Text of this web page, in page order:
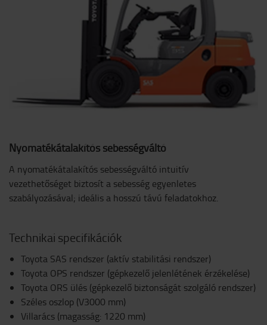
Nyomatékátalakítós sebességváltó
A nyomatékátalakítós sebességváltó intuitív
vezethetőséget biztosít a sebesség egyenletes
szabályozásával; ideális a hosszú távú feladatokhoz.
Technikai specifikációk
Toyota SAS rendszer (aktív stabilitási rendszer)
Toyota OPS rendszer (gépkezelő jelenlétének érzékelése)
Toyota ORS ülés (gépkezelő biztonságát szolgáló rendszer)
Széles oszlop (V3000 mm)
Villarács (magasság: 1220 mm)